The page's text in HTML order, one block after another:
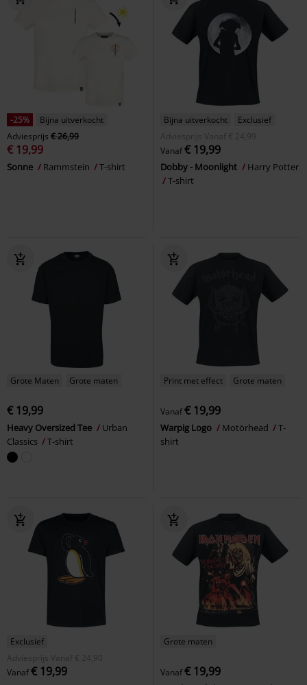
-25%
Bijna uitverkocht
Adviesprijs € 26,99
€ 19,99
Sonne Rammstein T-shirt
Bijna uitverkocht
Exclusief
Adviesprijs
Vanaf € 24,99
Vanaf€ 19,99
Dobby - Moonlight
Harry Potter
T-shirt
Grote Maten Grote maten
€ 19,99
Heavy Oversized Tee
Urban
Classics
T-shirt
Print met effect Grote maten
Vanaf€ 19,99
Warpig Logo Motörhead
T-
shirt
Exclusief
Adviesprijs
Vanaf € 24,90
Vanaf€ 19,99
Grote maten
Vanaf€ 19,99